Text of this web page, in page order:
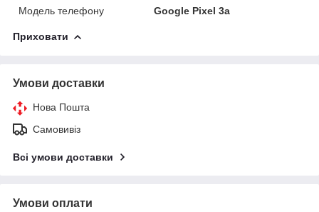
Модель телефону
Google Pixel 3a
Приховати
Умови доставки
Нова Пошта
Самовивіз
Всі умови доставки
Умови оплати